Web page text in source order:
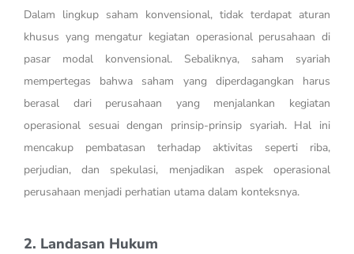
Dalam lingkup saham konvensional, tidak terdapat aturan
khusus yang mengatur kegiatan operasional perusahaan di
pasar modal konvensional. Sebaliknya, saham syariah
mempertegas bahwa saham yang diperdagangkan harus
berasal dari perusahaan yang menjalankan kegiatan
operasional sesuai dengan prinsip-prinsip syariah. Hal ini
mencakup pembatasan terhadap aktivitas seperti riba,
perjudian, dan spekulasi, menjadikan aspek operasional
perusahaan menjadi perhatian utama dalam konteksnya.
2. Landasan Hukum